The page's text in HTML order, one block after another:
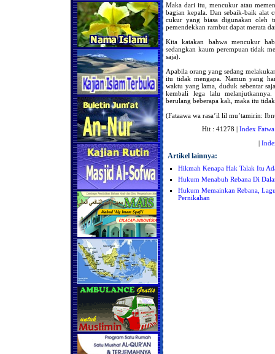
Maka dari itu, mencukur atau
bagian kepala. Dan sebaik-baik alat
cukur yang biasa digunakan oleh
pemendekkan rambut dapat merata
Kita katakan bahwa mencukur
sedangkan kaum perempuan tidak
saja).
Apabila orang yang sedang
itu tidak mengapa. Namun yang
waktu yang lama, duduk sebentar
kembali lega lalu
berulang beberapa kali, maka itu
(Fataawa wa rasa’il lil mu’tamirin:
Hit : 41278 | Index Fatwa
|
Artikel lainnya:
Hikmah Kenapa Hak Talak Itu
Hukum Menabuh Rebana Di
Hukum Memainkan Rebana,
Pernikahan